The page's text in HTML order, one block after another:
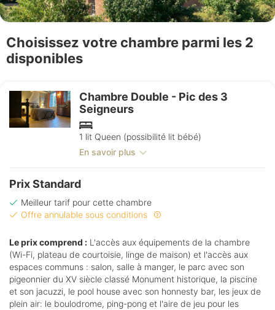
Choisissez votre chambre parmi les 2
disponibles
Chambre Double - Pic des 3
Seigneurs
1 lit Queen (possibilité lit bébé)
En savoir plus
Prix Standard
Meilleur tarif pour cette chambre
Offre annulable sous conditions
Le prix comprend : L'accès aux équipements de la chambre
(Wi-Fi, plateau de courtoisie, linge de maison) et l'accès aux
espaces communs : salon, salle à manger, le parc avec son
pigeonnier du XV siècle classé Monument historique, la piscine
et son jacuzzi, le pool house avec son honnesty bar, les jeux de
plein air: le boulodrome, ping-pong et l'aire de jeu pour les